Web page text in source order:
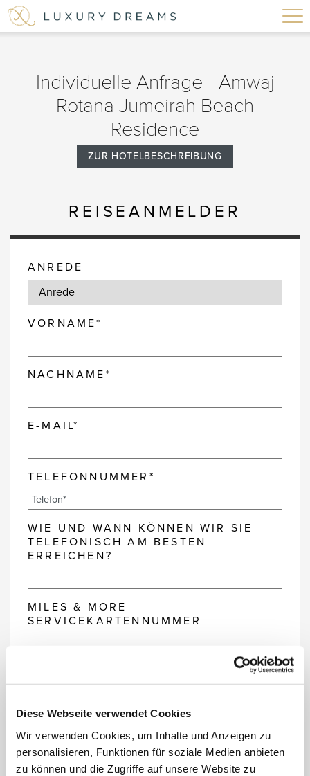
Diese Webseite verwendet Cookies
Wir verwenden Cookies, um Inhalte und Anzeigen zu
personalisieren, Funktionen für soziale Medien anbieten
zu können und die Zugriffe auf unsere Website zu
Individuelle Anfrage - Amwaj
Rotana Jumeirah Beach
Residence
ZUR HOTELBESCHREIBUNG
REISEANMELDER
ANREDE
VORNAME*
NACHNAME*
E-MAIL*
TELEFONNUMMER*
WIE UND WANN KÖNNEN WIR SIE
TELEFONISCH AM BESTEN
ERREICHEN?
MILES & MORE
SERVICEKARTENNUMMER
REISEDATEN
REISEZEITRAUM